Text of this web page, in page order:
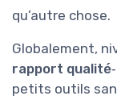
qu’autre chose.
Globalement,
rapport
petits outils